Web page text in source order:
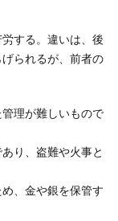
する。違いは、後
られるが、前者の
理が難しいもので
り、盗難や火事と
、金や銀を保管す